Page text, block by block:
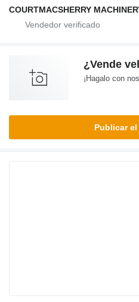
COURTMACSHERRY
¿Vende
¡Hagalo con
Publicar